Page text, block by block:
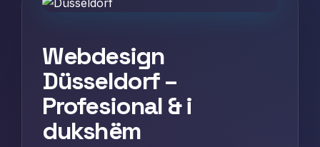
Webdesign
Düsseldorf –
Profesional & i
dukshëm